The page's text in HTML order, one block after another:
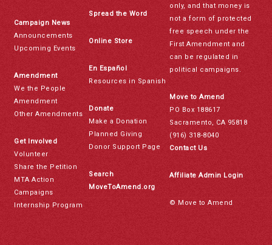
Campaign News
Announcements
Upcoming Events
Amendment
We the People
Amendment
Other Amendments
Get Involved
Volunteer
Share the Petition
MTA Action
Campaigns
Internship Program
Spread the Word
Online Store
En Español
Resources in Spanish
Donate
Make a Donation
Planned Giving
Donor Support Page
Search
MoveToAmend.org
only, and that money is
not a form of protected
free speech under the
First Amendment and
can be regulated in
political campaigns.
Move to Amend
PO Box 188617
Sacramento, CA 95818
(916) 318-8040
Contact Us
Affiliate Admin Login
© Move to Amend